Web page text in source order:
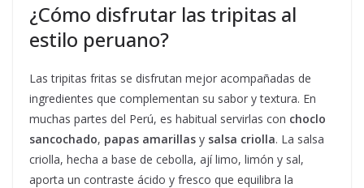
¿Cómo disfrutar las tripitas al
estilo peruano?
Las tripitas fritas se disfrutan mejor acompañadas de
ingredientes que complementan su sabor y textura. En
muchas partes del Perú, es habitual servirlas con choclo
sancochado, papas amarillas y salsa criolla. La salsa
criolla, hecha a base de cebolla, ají limo, limón y sal,
aporta un contraste ácido y fresco que equilibra la